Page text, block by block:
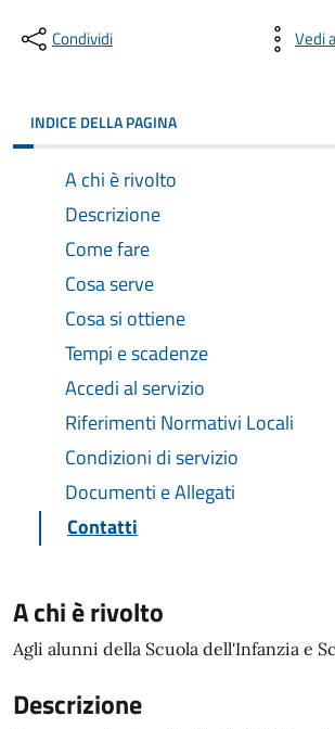
Condividi Vedi
INDICE DELLA PAGINA
A chi è rivolto
Descrizione
Come fare
Cosa serve
Cosa si ottiene
Tempi e scadenze
Accedi al servizio
Riferimenti Normativi Locali
Condizioni di servizio
Documenti e Allegati
Contatti
A chi è rivolto
Agli alunni della Scuola dell'Infanzia e
Descrizione